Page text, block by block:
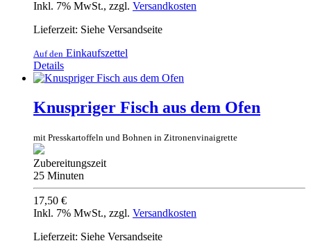
Inkl. 7% MwSt., zzgl. Versandkosten
Lieferzeit: Siehe Versandseite
Auf den Einkaufszettel
Details
Knuspriger Fisch aus dem Ofen
mit Presskartoffeln und Bohnen in Zitronenvinaigrette
Zubereitungszeit
25 Minuten
17,50 €
Inkl. 7% MwSt., zzgl. Versandkosten
Lieferzeit: Siehe Versandseite